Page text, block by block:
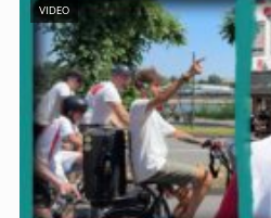
VIDEO